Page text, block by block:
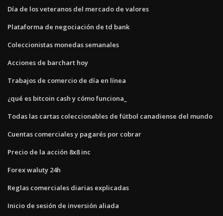
Día de los veteranos del mercado de valores
Plataforma de negociación de td bank
Coleccionistas monedas semanales
Acciones de barchart hoy
Trabajos de comercio de día en línea
¿qué es bitcoin cash y cómo funciona_
Todas las cartas coleccionables de fútbol canadiense del mundo
Cuentas comerciales y pagarés por cobrar
Precio de la acción 8x8 inc
Forex waluty 24h
Reglas comerciales diarias explicadas
Inicio de sesión de inversión aliada